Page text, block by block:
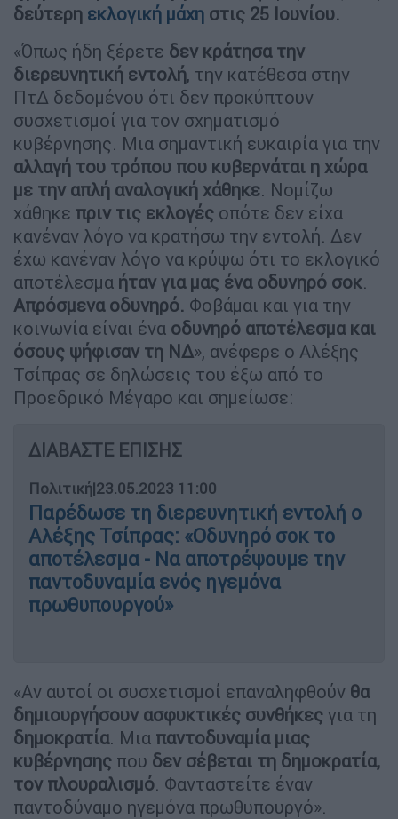
δεύτερη εκλογική μάχη στις 25 Ιουνίου.
«Όπως ήδη ξέρετε δεν κράτησα την
διερευνητική εντολή, την κατέθεσα στην
ΠτΔ δεδομένου ότι δεν προκύπτουν
συσχετισμοί για τον σχηματισμό
κυβέρνησης. Μια σημαντική ευκαιρία για την
αλλαγή του τρόπου που κυβερνάται η χώρα
με την απλή αναλογική χάθηκε. Νομίζω
χάθηκε πριν τις εκλογές οπότε δεν είχα
κανέναν λόγο να κρατήσω την εντολή. Δεν
έχω κανέναν λόγο να κρύψω ότι το εκλογικό
αποτέλεσμα ήταν για μας ένα οδυνηρό σοκ.
Απρόσμενα οδυνηρό. Φοβάμαι και για την
κοινωνία είναι ένα οδυνηρό αποτέλεσμα και
όσους ψήφισαν τη ΝΔ», ανέφερε ο Αλέξης
Τσίπρας σε δηλώσεις του έξω από το
Προεδρικό Μέγαρο και σημείωσε:
ΔΙΑΒΑΣΤΕ ΕΠΙΣΗΣ
Πολιτική|23.05.2023 11:00
Παρέδωσε τη διερευνητική εντολή ο
Αλέξης Τσίπρας: «Οδυνηρό σοκ το
αποτέλεσμα - Να αποτρέψουμε την
παντοδυναμία ενός ηγεμόνα
πρωθυπουργού»
«Αν αυτοί οι συσχετισμοί επαναληφθούν θα
δημιουργήσουν ασφυκτικές συνθήκες για τη
δημοκρατία. Μια παντοδυναμία μιας
κυβέρνησης που δεν σέβεται τη δημοκρατία,
τον πλουραλισμό. Φανταστείτε έναν
παντοδύναμο ηγεμόνα πρωθυπουργό».